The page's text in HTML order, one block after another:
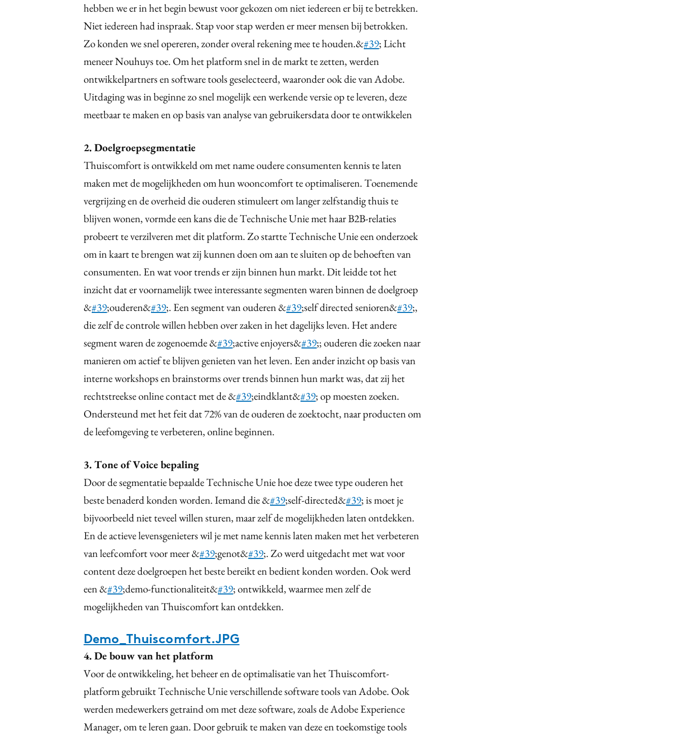
hebben we er in het begin bewust voor gekozen om niet iedereen er bij te betrekken.
Niet iedereen had inspraak. Stap voor stap werden er meer mensen bij betrokken.
Zo konden we snel opereren, zonder overal rekening mee te houden.&#39; Licht
meneer Nouhuys toe. Om het platform snel in de markt te zetten, werden
ontwikkelpartners en software tools geselecteerd, waaronder ook die van Adobe.
Uitdaging was in beginne zo snel mogelijk een werkende versie op te leveren, deze
meetbaar te maken en op basis van analyse van gebruikersdata door te ontwikkelen
2. Doelgroepsegmentatie
Thuiscomfort is ontwikkeld om met name oudere consumenten kennis te laten
maken met de mogelijkheden om hun wooncomfort te optimaliseren. Toenemende
vergrijzing en de overheid die ouderen stimuleert om langer zelfstandig thuis te
blijven wonen, vormde een kans die de Technische Unie met haar B2B-relaties
probeert te verzilveren met dit platform. Zo startte Technische Unie een onderzoek
om in kaart te brengen wat zij kunnen doen om aan te sluiten op de behoeften van
consumenten. En wat voor trends er zijn binnen hun markt. Dit leidde tot het
inzicht dat er voornamelijk twee interessante segmenten waren binnen de doelgroep
&#39;ouderen&#39;. Een segment van ouderen &#39;self directed senioren&#39;,
die zelf de controle willen hebben over zaken in het dagelijks leven. Het andere
segment waren de zogenoemde &#39;active enjoyers&#39;; ouderen die zoeken naar
manieren om actief te blijven genieten van het leven. Een ander inzicht op basis van
interne workshops en brainstorms over trends binnen hun markt was, dat zij het
rechtstreekse online contact met de &#39;eindklant&#39; op moesten zoeken.
Ondersteund met het feit dat 72% van de ouderen de zoektocht, naar producten om
de leefomgeving te verbeteren, online beginnen.
3. Tone of Voice bepaling
Door de segmentatie bepaalde Technische Unie hoe deze twee type ouderen het
beste benaderd konden worden. Iemand die &#39;self-directed&#39; is moet je
bijvoorbeeld niet teveel willen sturen, maar zelf de mogelijkheden laten ontdekken.
En de actieve levensgenieters wil je met name kennis laten maken met het verbeteren
van leefcomfort voor meer &#39;genot&#39;. Zo werd uitgedacht met wat voor
content deze doelgroepen het beste bereikt en bedient konden worden. Ook werd
een &#39;demo-functionaliteit&#39; ontwikkeld, waarmee men zelf de
mogelijkheden van Thuiscomfort kan ontdekken.
Demo_Thuiscomfort.JPG
4. De bouw van het platform
Voor de ontwikkeling, het beheer en de optimalisatie van het Thuiscomfort-
platform gebruikt Technische Unie verschillende software tools van Adobe. Ook
werden medewerkers getraind om met deze software, zoals de Adobe Experience
Manager, om te leren gaan. Door gebruik te maken van deze en toekomstige tools